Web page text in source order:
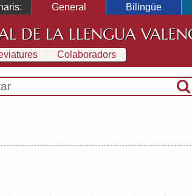
General Bilingüe
DE LA LLENGUA
Colaboradors